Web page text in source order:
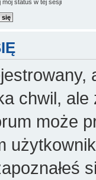
mój status w tej sesji
chwil,
może